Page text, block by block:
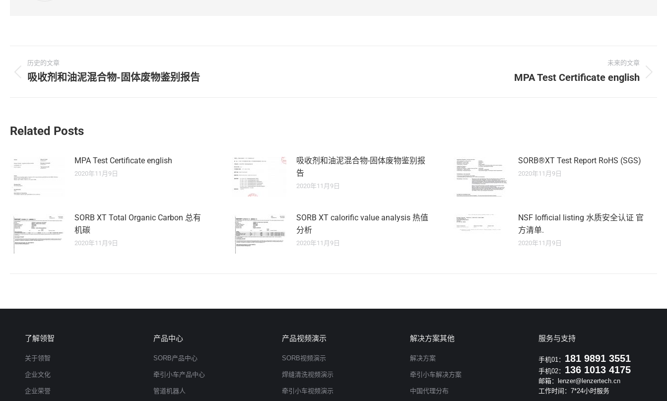
章
航
历史的文章
历
章：
吸收剂和油泥混合物-固体废物鉴别报告
未来的文章
MPA Test Certificate english
Related Posts
MPA Test Certificate english
2020年11月9日
吸收剂和油泥混合物-固体废物鉴别报
告
2020年11月9日
SORB®XT Test Report RoHS (SGS)
2020年11月9日
SORB XT Total Organic Carbon 总有
机碳
2020年11月9日
SORB XT calorific value analysis 热值
分析
2020年11月9日
NSF Iofficial listing 水质安全认证 官
方清单.
2020年11月9日
了解领智
关于领智
企业文化
企业荣誉
产品中心
SORB产品中心
牵引小车产品中心
管道机器人
产品视频演示
SORB视频演示
焊缝清洗视频演示
牵引小车视频演示
解决方案其他
解决方案
牵引小车解决方案
中国代理分布
服务与支持
手机01： 181 9891 3551
手机02： 136 1013 4175
邮箱：lenzer@lenzertech.cn
工作时间：7*24小时服务